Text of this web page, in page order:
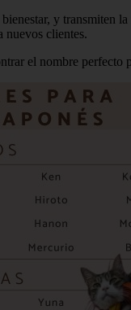
y
nuevos clientes.
el nombre perfecto